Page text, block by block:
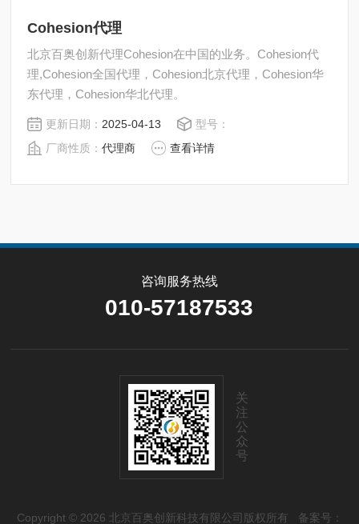
Cohesion代理
北京百奥创新代理Cohesion在中国的业务。Cohesion代
理,Cohesion全国代理，Cohesion北京代理，Cohesion华
东代理，Cohesion华北代理。
更新日期： 2025-04-13
型号：
厂商性质：代理商 查看详情
咨询服务热线
010-57187533
关
注
公
众
号
Copyright © 2026 北京百奥创新科技有限公司版权所有 备案号：